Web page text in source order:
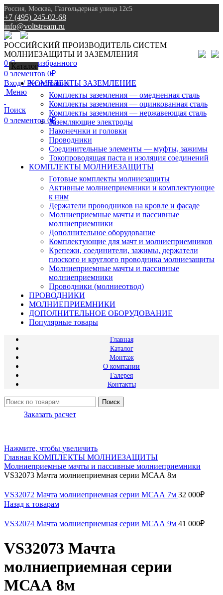
Россия, Москва, Газгольдерная улица 12с5
+7 (495) 245-02-68
info@voltstream.ru
8 (495) 245-02-68
РОССИЙСКИЙ ПРОИЗВОДИТЕЛЬ СИСТЕМ
МОЛНИЕЗАЩИТЫ И ЗАЗЕМЛЕНИЯ
0Список избранного
0 элементов 0₽
Вход / Регистрация
Меню
Поиск
0 элементов 0₽
Каталог
КОМПЛЕКТЫ ЗАЗЕМЛЕНИЕ
Комплекты заземления — омедненная сталь
Комплекты заземления — оцинкованная сталь
Комплекты заземления — нержавеющая сталь
Заземляющие электроды
Наконечнки и головки
Проводники
Соединительные элементы — муфты, зажимы
Токопроводящая паста и изоляция соединений
КОМПЛЕКТЫ МОЛНИЕЗАЩИТЫ
Готовые комплекты молниезащиты
Активные молниеприемники и комплектующие
к ним
Держатели проводников на кровле и фасаде
Молниеприемные мачты и пассивные
молниеприемники
Дополнительное оборудование
Комплектующие для мачт и молниеприемников
Крепежи, соединители, зажимы, держатели
плоского и круглого проводника молниезащиты
Молниеприемные мачты и пассивные
молниеприемники
Проводники (молниеотвод)
ПРОВОДНИКИ
МОЛНИЕПРИЕМНИКИ
ДОПОЛНИТЕЛЬНОЕ ОБОРУДОВАНИЕ
Популярные товары
Главная
Каталог
Монтаж
О компании
Галерея
Контакты
Поиск
Заказать расчет
Нажмите, чтобы увеличить
Главная КОМПЛЕКТЫ МОЛНИЕЗАЩИТЫ
Молниеприемные мачты и пассивные молниеприемники
VS32073 Мачта молниеприемная серии МСАА 8м
VS32072 Мачта молниеприемная серии МСАА 7м 32 000₽
Назад к товарам
VS32074 Мачта молниеприемная серии МСАА 9м 41 000₽
VS32073 Мачта
молниеприемная серии
МСАА 8м